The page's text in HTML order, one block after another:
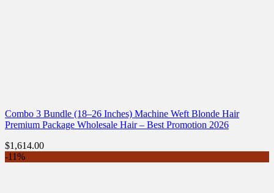
Combo 3 Bundle (18–26 Inches) Machine Weft Blonde Hair
Premium Package Wholesale Hair – Best Promotion 2026
$1,614.00
-11%